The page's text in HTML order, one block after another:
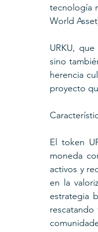
tecnología
World
URKU,
sino
herencia
proyecto
El token
moneda
activos y
en la
estrategia